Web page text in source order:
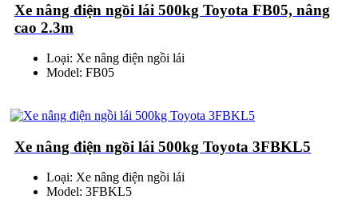
Xe nâng điện ngồi lái 500kg Toyota FB05, nâng
cao 2.3m
Loại: Xe nâng điện ngồi lái
Model: FB05
Xe nâng điện ngồi lái 500kg Toyota 3FBKL5
Loại: Xe nâng điện ngồi lái
Model: 3FBKL5